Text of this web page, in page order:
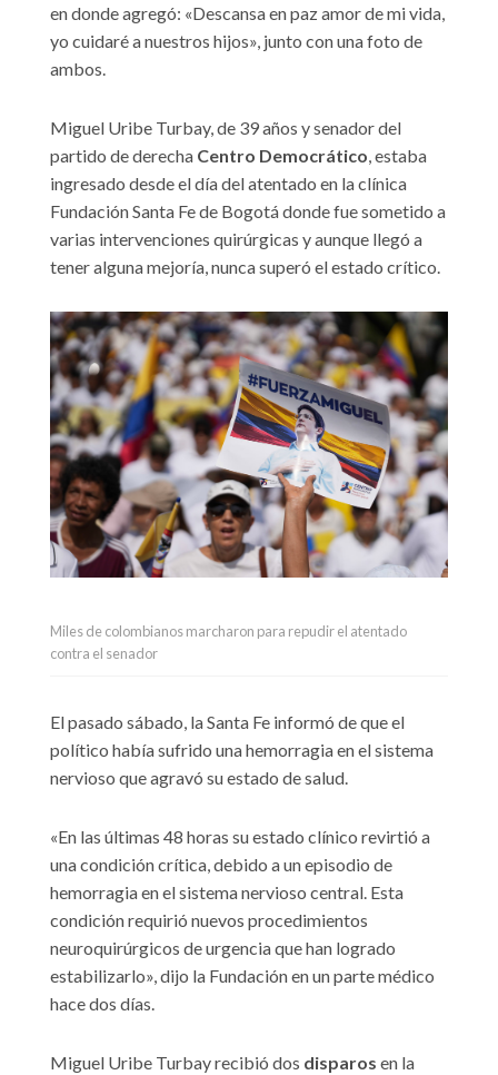
en donde agregó: «Descansa en paz amor de mi vida,
yo cuidaré a nuestros hijos», junto con una foto de
ambos.
Miguel Uribe Turbay, de 39 años y senador del
partido de derecha Centro Democrático , estaba
ingresado desde el día del atentado en la clínica
Fundación Santa Fe de Bogotá donde fue sometido a
varias intervenciones quirúrgicas y aunque llegó a
tener alguna mejoría, nunca superó el estado crítico.
Miles de colombianos marcharon para repudir el atentado
contra el senador
El pasado sábado, la Santa Fe informó de que el
político había sufrido una hemorragia en el sistema
nervioso que agravó su estado de salud.
«En las últimas 48 horas su estado clínico revirtió a
una condición crítica, debido a un episodio de
hemorragia en el sistema nervioso central. Esta
condición requirió nuevos procedimientos
neuroquirúrgicos de urgencia que han logrado
estabilizarlo», dijo la Fundación en un parte médico
hace dos días.
Miguel Uribe Turbay recibió dos disparos en la